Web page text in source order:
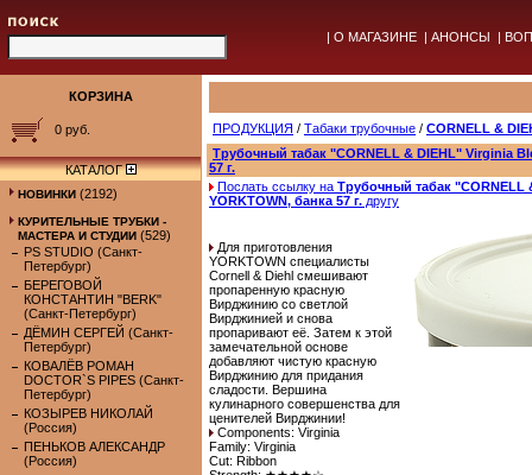
| О МАГАЗИНЕ | АНОНСЫ |
КОРЗИНА
0 руб.
КАТАЛОГ
НОВИНКИ (2192)
КУРИТЕЛЬНЫЕ ТРУБКИ -
МАСТЕРА И СТУДИИ (529)
PS STUDIO (Санкт-
Петербург)
БЕРЕГОВОЙ
КОНСТАНТИН "BERK"
(Санкт-Петербург)
ДЁМИН СЕРГЕЙ (Санкт-
Петербург)
КОВАЛЁВ РОМАН
DOCTOR`S PIPES (Санкт-
Петербург)
КОЗЫРЕВ НИКОЛАЙ
(Россия)
ПЕНЬКОВ АЛЕКСАНДР
(Россия)
ПРОДУКЦИЯ / Табаки трубочные / CORNELL &
Трубочный табак "CORNELL & DIEHL" Virginia
57 г.
Послать ссылку на Трубочный табак "CORNELL
YORKTOWN, банка 57 г. другу
Для приготовления
YORKTOWN специалисты
Cornell & Diehl смешивают
пропаренную красную
Вирджинию со светлой
Вирджинией и снова
пропаривают её. Затем к этой
замечательной основе
добавляют чистую красную
Вирджинию для придания
сладости. Вершина
кулинарного совершенства для
ценителей Вирджинии!
Components: Virginia
Family: Virginia
Cut: Ribbon